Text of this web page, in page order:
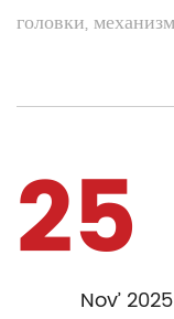
головки,
25
Nov’ 2025